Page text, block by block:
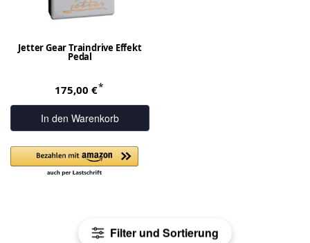
Filter und Sortierung
Jetter Gear Traindrive Effekt
Pedal
175,00 €*
In den Warenkorb